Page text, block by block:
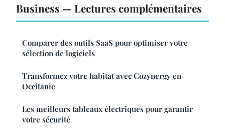
Business — Lectures complémentaires
Comparer des outils SaaS pour optimiser votre
sélection de logiciels
Transformez votre habitat avec Cozynergy en
Occitanie
Les meilleurs tableaux électriques pour garantir
votre sécurité